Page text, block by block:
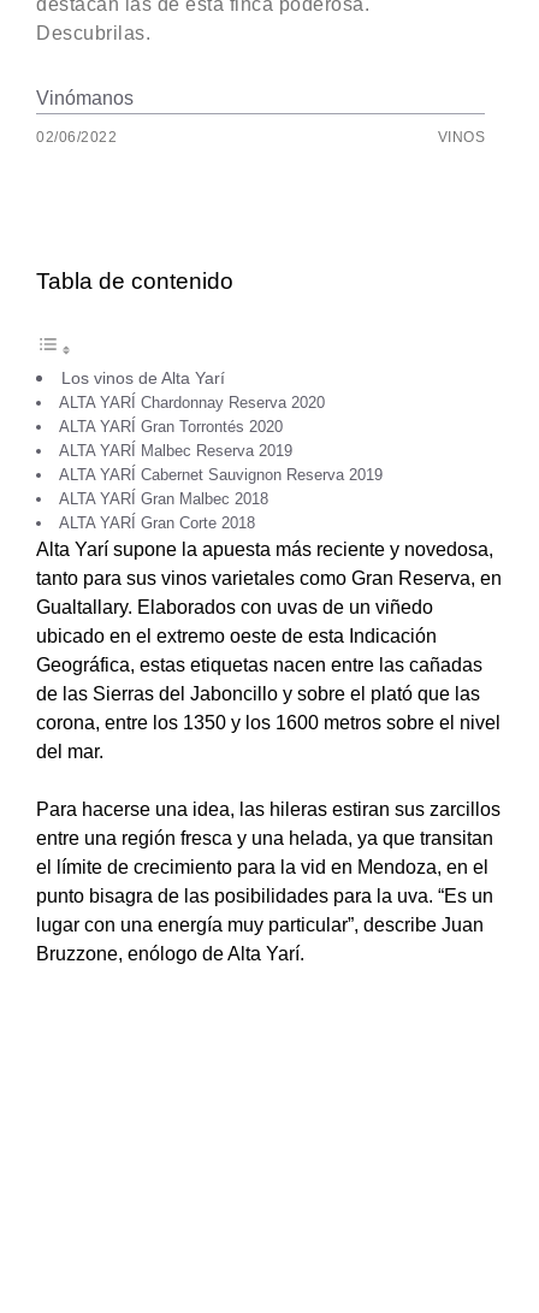
Descubrilas.
Vinómanos
02/06/2022 VINOS
Tabla de contenido
Los vinos de Alta Yarí
ALTA YARÍ Chardonnay Reserva 2020
ALTA YARÍ Gran Torrontés 2020
ALTA YARÍ Malbec Reserva 2019
ALTA YARÍ Cabernet Sauvignon Reserva 2019
ALTA YARÍ Gran Malbec 2018
ALTA YARÍ Gran Corte 2018
Alta Yarí supone la apuesta más reciente y novedosa,
tanto para sus vinos varietales como Gran Reserva, en
Gualtallary. Elaborados con uvas de un viñedo
ubicado en el extremo oeste de esta Indicación
Geográfica, estas etiquetas nacen entre las cañadas
de las Sierras del Jaboncillo y sobre el plató que las
corona, entre los 1350 y los 1600 metros sobre el nivel
del mar.
Para hacerse una idea, las hileras estiran sus zarcillos
entre una región fresca y una helada, ya que transitan
el límite de crecimiento para la vid en Mendoza, en el
punto bisagra de las posibilidades para la uva. “Es un
lugar con una energía muy particular”, describe Juan
Bruzzone, enólogo de Alta Yarí.